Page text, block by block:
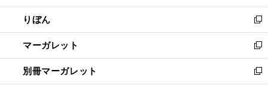
開
く
ウ
で
開
く
ン
ド
ウ
で
開
く
ウ
ィ
ン
ド
ウ
で
りぼん
新
し
い
ウ
ィ
マーガレット
新
し
い
別冊マーガレット
新